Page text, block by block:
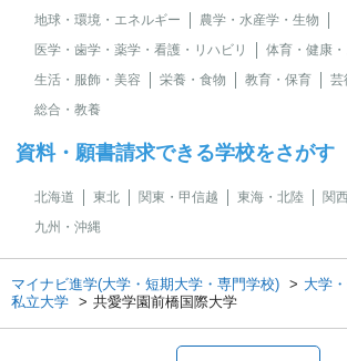
地球・環境・エネルギー
農学・水産学・生物
医学・歯学・薬学・看護・リハビリ
体育・健康
生活・服飾・美容
栄養・食物 教育・保育
芸
総合・教養
資料・願書請求できる学校をさがす
北海道 東北 関東・甲信越 東海・北陸 関
九州・沖縄
マイナビ進学(大学・短期大学・専門学校)
大学
私立大学
共愛学園前橋国際大学